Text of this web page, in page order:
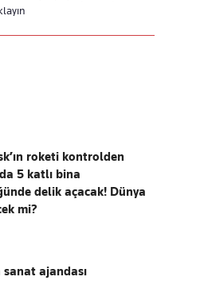
roketi kontrolden
5 katlı bina
delik açacak! Dünya
mi?
sanat ajandası